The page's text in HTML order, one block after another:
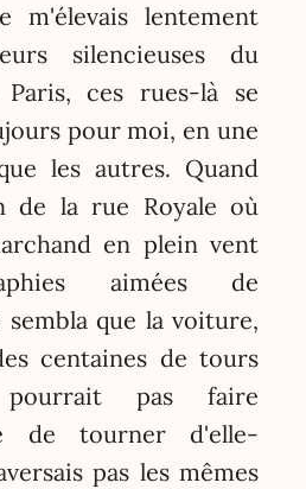
m'élevais lentement
silencieuses du
Paris, ces rues-là se
pour moi, en une
les autres. Quand
de la rue Royale où
en plein vent
aimées de
que la voiture,
centaines de tours
pas faire
de tourner d'elle-
pas les mêmes